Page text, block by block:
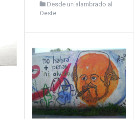
Desde un alambrado al
Oeste